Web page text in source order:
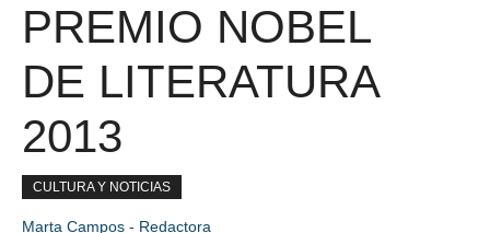
PREMIO NOBEL
DE LITERATURA
2013
CULTURA Y NOTICIAS
Marta Campos - Redactora